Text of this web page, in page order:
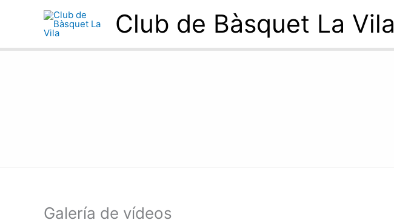
Club de Bàsquet La Vila
Galería de vídeos